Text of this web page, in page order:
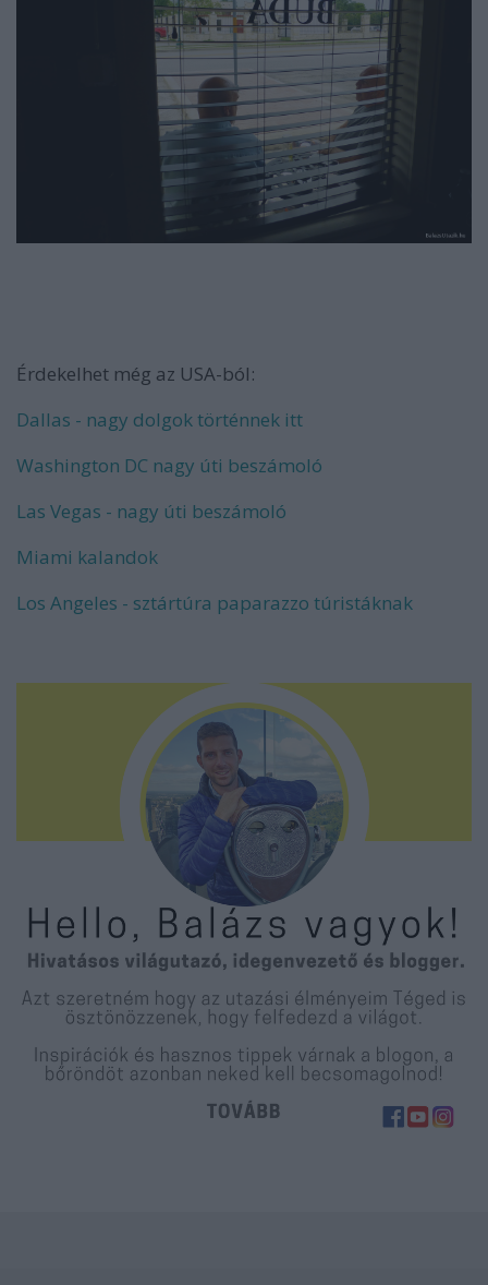
Érdekelhet még az USA-ból:
Dallas - nagy dolgok történnek itt
Washington DC nagy úti beszámoló
Las Vegas - nagy úti beszámoló
Miami kalandok
Los Angeles - sztártúra paparazzo túristáknak